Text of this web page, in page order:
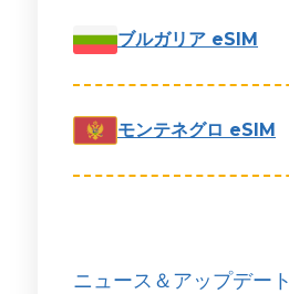
ブルガリア eSIM
モンテネグロ eSIM
ニュース＆アップデート